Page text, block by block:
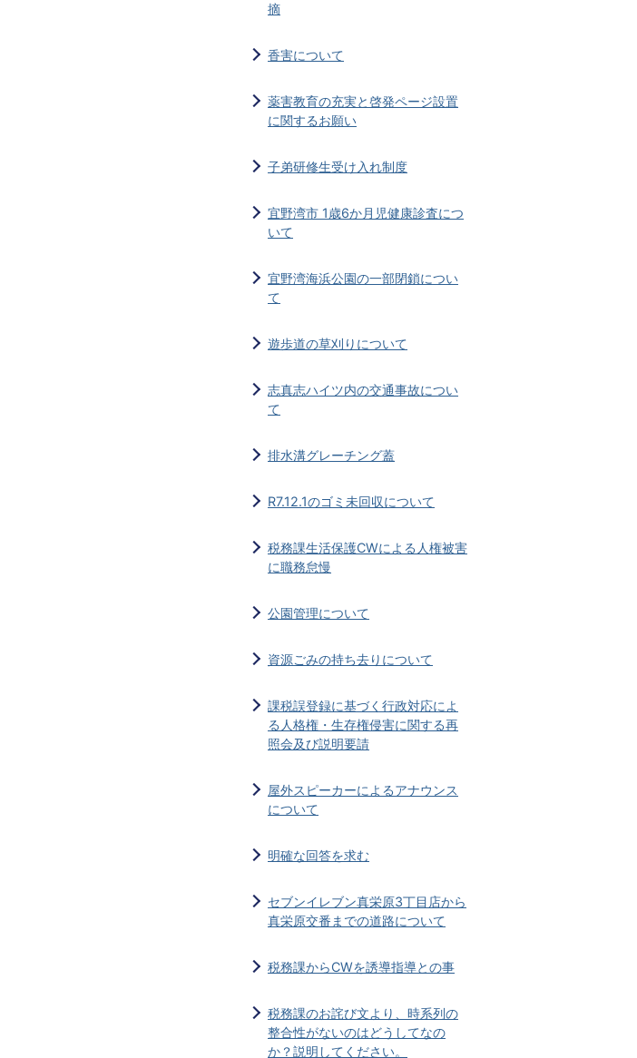
摘
香害について
薬害教育の充実と啓発ページ設置
に関するお願い
子弟研修生受け入れ制度
宜野湾市 1歳6か月児健康診査につ
いて
宜野湾海浜公園の一部閉鎖につい
て
遊歩道の草刈りについて
志真志ハイツ内の交通事故につい
て
排水溝グレーチング蓋
R7.12.1のゴミ未回収について
税務課生活保護CWによる人権被害
に職務怠慢
公園管理について
資源ごみの持ち去りについて
課税誤登録に基づく行政対応によ
る人格権・生存権侵害に関する再
照会及び説明要請
屋外スピーカーによるアナウンス
について
明確な回答を求む
セブンイレブン真栄原3丁目店から
真栄原交番までの道路について
税務課からCWを誘導指導との事
税務課のお詫び文より、時系列の
整合性がないのはどうしてなの
か？説明してください。